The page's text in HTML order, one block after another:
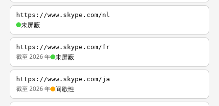
https://www.skype.com/nl
未屏蔽
https://www.skype.com/fr
截至 2026 年 未屏蔽
https://www.skype.com/ja
截至 2026 年 间歇性